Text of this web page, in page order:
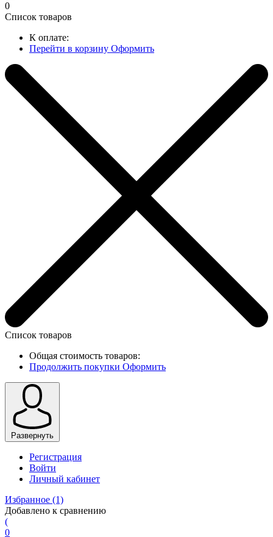
0
Список товаров
К оплате:
Перейти в корзину Оформить
Список товаров
Общая стоимость товаров:
Продолжить покупки Оформить
Развернуть
Регистрация
Войти
Личный кабинет
Избранное (1)
Добавлено к сравнению
(
0